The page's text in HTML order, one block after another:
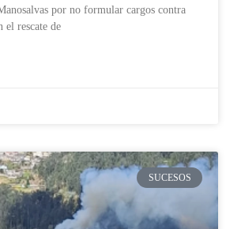
por no formular cargos contra
el rescate de
SUCESOS